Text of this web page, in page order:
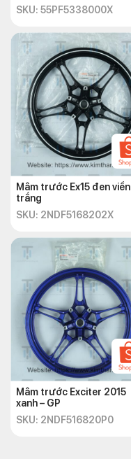
SKU: 55PF5338000X
Mâm trước Ex15 đen viền
trắng
SKU: 2NDF5168202X
Mâm trước Exciter 2015
xanh – GP
SKU: 2NDF516820P0